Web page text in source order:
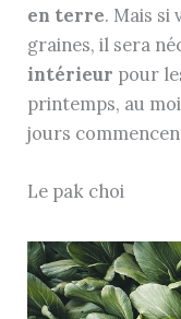
en terre. Mais si
graines, il sera
intérieur pour
printemps, au
jours
Le pak choi